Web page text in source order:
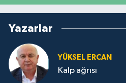
Yazarlar
YÜKSEL ERCAN
Kalp ağrısı